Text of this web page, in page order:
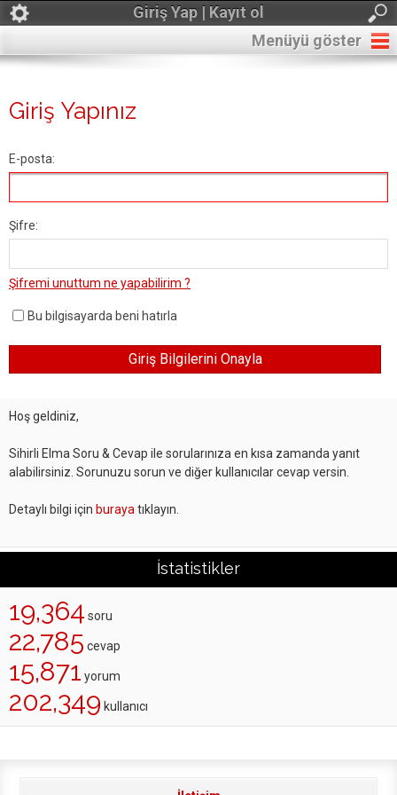
Giriş Yap | Kayıt ol
Menüyü göster
Giriş Yapınız
E-posta:
Şifre:
Şifremi unuttum ne yapabilirim ?
Bu bilgisayarda beni hatırla
Hoş geldiniz,
Sihirli Elma Soru & Cevap ile sorularınıza en kısa zamanda yanıt
alabilirsiniz. Sorunuzu sorun ve diğer kullanıcılar cevap versin.
Detaylı bilgi için buraya tıklayın.
İstatistikler
19,364 soru
22,785 cevap
15,871 yorum
202,349 kullanıcı